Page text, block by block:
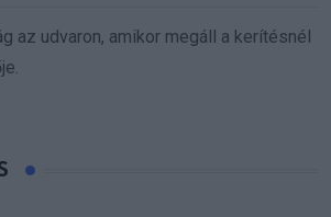
az udvaron, amikor megáll a kerítésnél